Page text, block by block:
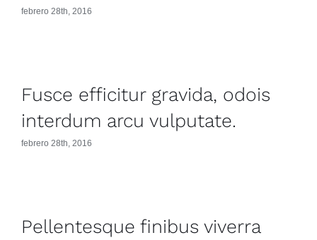
febrero 28th, 2016
Fusce efficitur gravida, odois
interdum arcu vulputate.
febrero 28th, 2016
Pellentesque finibus viverra